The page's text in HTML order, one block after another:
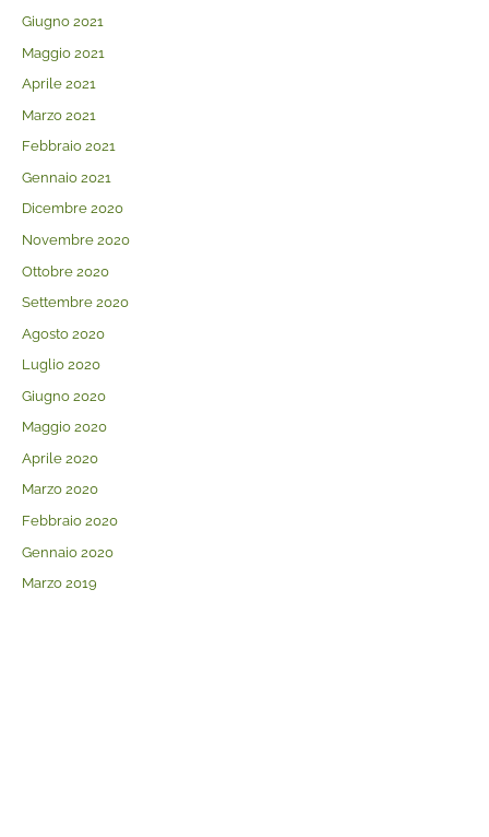
Giugno 2021
Maggio 2021
Aprile 2021
Marzo 2021
Febbraio 2021
Gennaio 2021
Dicembre 2020
Novembre 2020
Ottobre 2020
Settembre 2020
Agosto 2020
Luglio 2020
Giugno 2020
Maggio 2020
Aprile 2020
Marzo 2020
Febbraio 2020
Gennaio 2020
Marzo 2019